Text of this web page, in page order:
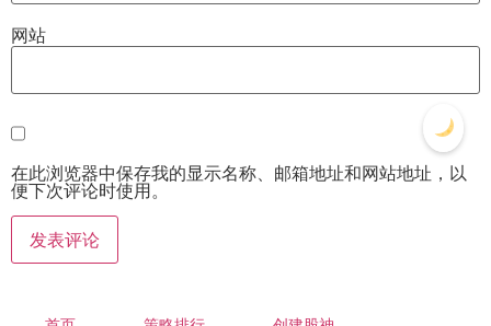
网站
在此浏览器中保存我的显示名称、邮箱地址和网站地址，以
便下次评论时使用。